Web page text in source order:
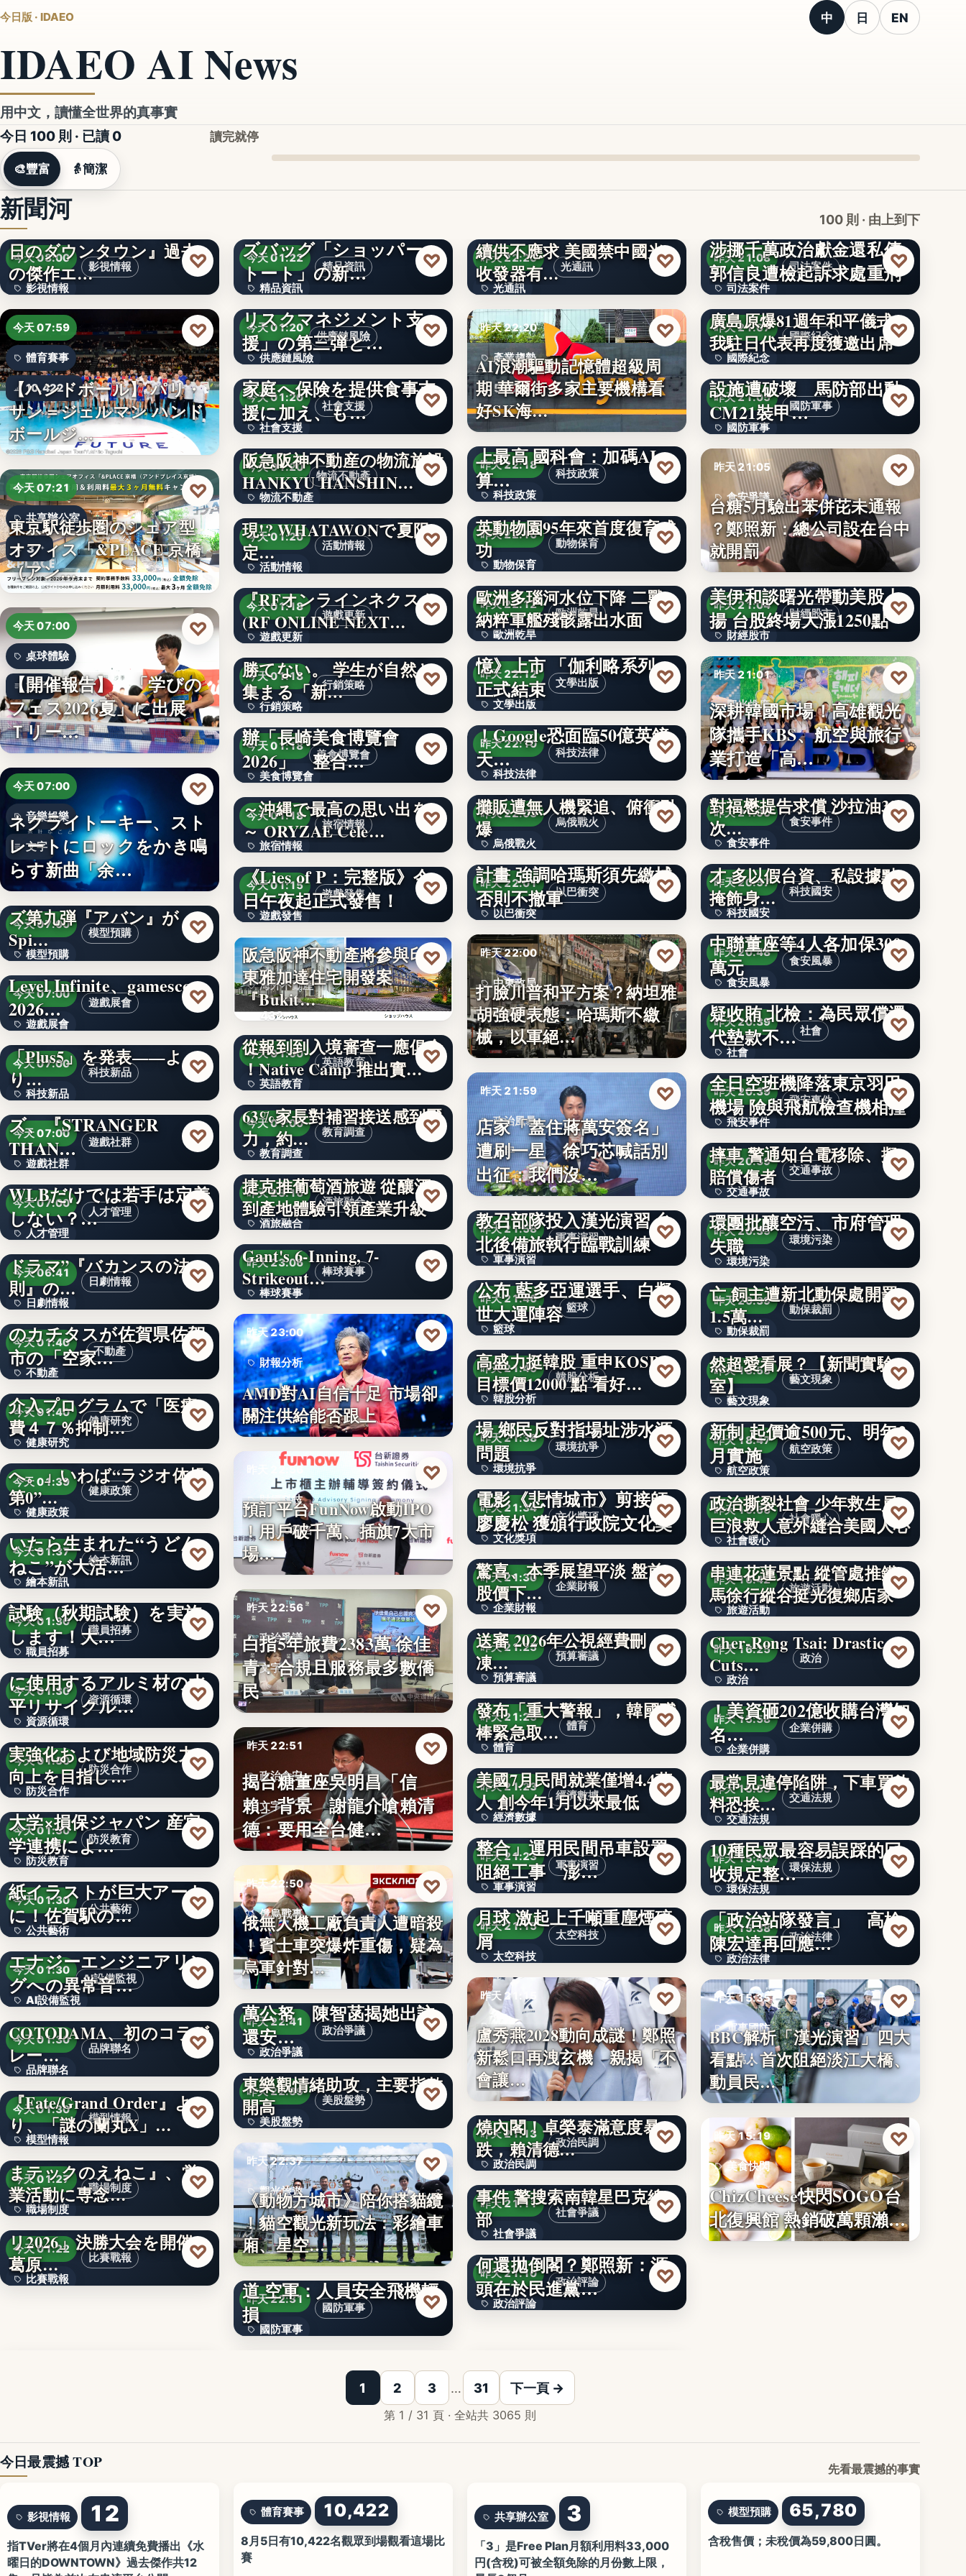
今日版 · IDAEO 中 日 EN
IDAEO AI News
用中文，讀懂全世界的真事實
今日 100 則 · 已讀 0 讀完就停
🎨豐富 👵簡潔
新聞河 100 則 · 由上到下
影視情報
今天 08:00
影視情報
12
【初配信】TVerで『水曜
日のダウンタウン』過去
の傑作エ…
♡
今天 07:59
體育賽事
10,422
【ハンドボール】 パリ・
サン＝ジェルマン ハンド
ボールジ…
♡
今天 07:21
共享辦公室
3
東京駅徒歩圏のシェア型
オフィス「&PLACE 京橋
（アン…
♡
今天 07:00
桌球體驗
文字
【開催報告】 「学びの
フェス2026夏」に出展
Ｔリー…
♡
今天 07:00
音樂娛樂
文字
ネクライトーキー、スト
レートにロックをかき鳴
らす新曲「余…
♡
模型預購
今天 07:00
模型預購
65,780
【ダイの大冒険】シリー
ズ第九弾『アバン』が
Spi…
♡
遊戲展會
今天 07:00
遊戲展會
文字
Level Infinite、gamescom
2026…
♡
科技新品
今天 07:00
科技新品
18%
QIDI、大型3Dプリンター
「Plus5」を発表——よ
り…
♡
遊戲社群
今天 07:00
遊戲社群
文字
シンセカイテクノロジー
ズ、『STRANGER
THAN…
♡
人才管理
今天 07:00
人才管理
文字
【9/2 富山】賃上げ・
WLBだけでは若手は定着
しない？…
♡
日劇情報
今天 06:41
日劇情報
5
ABEMAオリジナル“15分
ドラマ”『バカンスの法
則』の…
♡
不動產
今天 01:40
不動產
文字
中古住宅買取再販No１*
のカチタスが佐賀県佐賀
市の「空家…
♡
健康研究
今天 01:40
健康研究
４７％
「コグー」などの多因子
介入プログラムで「医療
費４７％抑制…
♡
健康政策
今天 01:39
健康政策
1,788
「100歳まで歩けるまち
へ。」いわば“ラジオ体操
第0”…
♡
繪本新訊
今天 01:37
繪本新訊
文字
うどんをこねこねこして
いたら生まれた“うどん
ねこ”が大活…
♡
職員招募
今天 01:30
職員招募
文字
令和8年度伊予市職員採用
試験（秋期試験）を実施
します！大…
♡
資源循環
今天 01:30
資源循環
文字
4社協働で、車載用電池
に使用するアルミ材の水
平リサイクル…
♡
防災合作
今天 01:30
防災合作
1888年
千葉市と消防団活動の充
実強化および地域防災力
向上を目指し…
♡
防災教育
今天 01:30
防災教育
文字
しながわ防災学校×立正
大学×損保ジャパン 産官
学連携によ…
♡
公共藝術
今天 01:30
公共藝術
文字
【佐賀市】市報さがの表
紙イラストが巨大アート
に！佐賀駅の…
♡
AI設備監視
今天 01:30
AI設備監視
文字
Ｈｍｃｏｍｍ、東邦ガス
エナジーエンジニアリン
グへの異常音…
♡
品牌聯名
今天 01:30
品牌聯名
20台
HERALBONY ×
COTODAMA、初のコラボ
レー…
♡
模型情報
今天 01:30
模型情報
26,180円
『Fate/Grand Order』よ
り、「謎の蘭丸X」…
♡
職場制度
今天 01:27
職場制度
3,000万円
【新制度導入】『お陽さ
まテックのえねこ』、営
業活動に専念…
♡
比賽戰報
今天 01:22
比賽戰報
「オセロ小学生グランプ
リ2026」決勝大会を開催
葛原…
♡
精品資訊
今天 01:22
精品資訊
文字
ズバッグ「ショッパー·
トート」の新…
♡
供應鏈風險
今天 01:20
供應鏈風險
文字
「サプライチェーン途絶
リスクマネジメント支
援」の第三弾と…
♡
社會支援
今天 01:20
社會支援
文字
「こどもごちめし」利用
家庭へ保険を提供食事支
援に加え、も…
♡
物流不動產
今天 01:20
物流不動產
2
阪急阪神不動産の物流施設
HANKYU HANSHIN…
♡
活動情報
今天 01:20
活動情報
1,500
真夏の大阪に“雪国”が出
現!? WHATAWONで夏限
定…
♡
遊戲更新
今天 01:18
遊戲更新
500
『RFオンラインネクスト
(RF ONLINE NEXT…
♡
行銷策略
今天 01:18
行銷策略
2,010
広告費や知名度だけでは
勝てない。 学生が自然と
集まる「新…
♡
美食博覽會
今天 01:18
美食博覽會
文字
岩田產業股份有限公司舉
辦「長崎美食博覽會
2026」 整合…
♡
旅宿情報
今天 01:18
旅宿情報
1,000
～沖縄で最高の思い出を
～ ORYZAE Cele…
♡
遊戲發售
今天 01:15
遊戲發售
文字
《Lies of P：完整版》今
日午夜起正式發售！
♡
今天 01:10
海外不動產
432
阪急阪神不動產將參與印尼
東雅加達住宅開發案
『Bukit…
♡
英語教育
今天 01:00
英語教育
8,000萬
從報到到入境審查一應俱全
！Native Camp 推出實…
♡
教育調查
今天 01:00
教育調查
63.1%
是否想減輕接送負擔？約
63%家長對補習接送感到壓
力，約…
♡
酒旅融合
昨天 23:16
酒旅融合
96%
捷克推葡萄酒旅遊 從釀酒
到產地體驗引領產業升級
♡
棒球賽事
昨天 23:06
棒球賽事
99
Gant's 6-Inning, 7-
Strikeout…
♡
昨天 23:00
財報分析
50%
AMD對AI自信十足 市場卻
關注供給能否跟上
♡
昨天 22:56
財經科技
1,000萬名
預訂平台FunNow啟動IPO
！用戶破千萬、插旗7大市
場…
♡
昨天 22:56
政治爭議
文字
白指5年旅費2383萬 徐佳
青：合規且服務最多數僑
民
♡
昨天 22:51
政治食安
文字
揭台糖董座吳明昌「信
賴」背景 謝龍介嗆賴清
德：要用全台健…
♡
昨天 22:50
俄烏戰事
2
俄無人機工廠負責人遭暗殺
！賓士車突爆炸重傷，疑為
烏軍針對…
♡
政治爭議
昨天 22:41
政治爭議
文字
徐佳青5年出國47次花2383
萬公帑 陳智菡揭她出訪
還安…
♡
美股盤勢
昨天 22:39
美股盤勢
11.67%
〈美股早盤〉企業財報與中
東樂觀情緒助攻，主要指數
開高
♡
昨天 22:37
觀光旅遊
100
《動物方城市》陪你搭貓纜
！貓空觀光新玩法：彩繪車
廂、星空…
♡
國防軍事
昨天 22:31
國防軍事
文字
F-16V夜航因降雨偏離跑
道 空軍：人員安全飛機輕
損
♡
光通訊
昨天 22:20
光通訊
672%
〈環宇法說〉光通訊市場持
續供不應求 美國禁中國光
收發器有…
♡
昨天 22:20
產業趨勢
5.77%
AI浪潮驅動記憶體超級周
期 華爾街多家主要機構看
好SK海…
♡
科技政策
昨天 22:18
科技政策
文字
2027科技預算1823億元史
上最高 國科會：加碼AI
算…
♡
動物保育
昨天 22:16
動物保育
95
瀕危物種「秘書鳥」蛇鷲
英動物園95年來首度復育成
功
♡
歐洲乾旱
昨天 22:12
歐洲乾旱
200
歐洲多瑙河水位下降 二戰
納粹軍艦殘骸露出水面
♡
文學出版
昨天 22:12
文學出版
文字
東野圭吾遺作《永遠的記
憶》上市 「伽利略系列」
正式結束
♡
科技法律
昨天 22:10
科技法律
文字
88萬家企業納入集體訴訟
！Google恐面臨50億英鎊
天…
♡
烏俄戰火
昨天 22:03
烏俄戰火
967
澤倫斯基批俄國獵殺平民
攤販遭無人機緊追、俯衝引
爆
♡
以巴衝突
昨天 22:01
以巴衝突
文字
納坦雅胡未同意加薩和平
計畫 強調哈瑪斯須先繳械
否則不撤軍
♡
昨天 22:00
中東政局
60%
打臉川普和平方案？納坦雅
胡強硬表態：哈瑪斯不繳
械，以軍絕…
♡
昨天 21:59
政治風暴
文字
店家「蓋住蔣萬安簽名」
遭刷一星 徐巧芯喊話別
出征：我們沒…
♡
軍事演習
昨天 21:58
軍事演習
文字
教召部隊投入漢光演習 台
北後備旅執行臨戰訓練 ♡
籃球
昨天 21:46
籃球
文字
瓊斯盃籃球賽中華隊名單
公布 藍多亞運選手、白擬
世大運陣容
♡
韓股分析
昨天 21:40
韓股分析
12,000
高盛力挺韓股 重申KOSPI
目標價12000 點 看好…
♡
環境抗爭
昨天 21:38
環境抗爭
文字
業者申請苗栗銅鑼蓋土資
場 鄉民反對指場址涉水源
問題
♡
文化獎項
昨天 21:34
文化獎項
文字
電影《悲情城市》剪接師
廖慶松 獲頒行政院文化獎
♡
企業財報
昨天 21:30
企業財報
2.76%
〈財報〉Uber上季業績無
驚喜、本季展望平淡 盤前
股價下…
♡
預算審議
昨天 21:25
預算審議
3.6兆
明年度逾3.6兆總預算8月底
送審 2026年公視經費刪
凍…
♡
體育
昨天 21:25
體育
65%
首爾淪為火爐！韓國氣象廳
發布「重大警報」，韓國職
棒緊急取…
♡
經濟數據
昨天 21:23
經濟數據
4.4萬人
美國7月民間就業僅增4.4萬
人 創今年1月以來最低
♡
軍事演習
昨天 21:23
軍事演習
文字
漢光演習》花防部「軍民
整合」運用民間吊車設置
阻絕工事 澎…
♡
太空科技
昨天 21:15
太空科技
文字
SpaceX火箭獵鷹9號撞向
月球 激起上千噸重塵煙碎
屑
♡
昨天 21:15
政治
2028
盧秀燕2028動向成謎！鄭照
新鬆口再洩玄機 親揭「不
會讓…
♡
政治民調
昨天 21:13
政治民調
59.5%
美麗島民調》中聯致癌油火
燒內閣！卓榮泰滿意度暴
跌，賴清德…
♡
社會爭議
昨天 21:11
社會爭議
46
「坦克日」行銷遭控辱光州
事件 警搜索南韓星巴克總
部
♡
政治評論
昨天 21:10
政治評論
明知困難重重！蔣萬安為
何還拋倒閣？鄭照新：源
頭在於民進黨…
♡
司法案件
昨天 21:08
司法案件
文字
涉挪千萬政治獻金還私債
郭信良遭檢起訴求處重刑
♡
國際紀念
昨天 21:07
國際紀念
81
廣島原爆81週年和平儀式
我駐日代表再度獲邀出席
♡
國防軍事
昨天 21:05
國防軍事
文字
漢光演習》模擬關鍵基礎
設施遭破壞 馬防部出動
CM21裝甲…
♡
昨天 21:05
食安爭議
5月
台糖5月驗出苯併芘未通報
？鄭照新：總公司設在台中
就開罰
♡
財經股市
昨天 21:04
財經股市
文字
美伊和談曙光帶動美股上
揚 台股終場大漲1250點♡
昨天 21:01
觀光推廣
文字
深耕韓國市場！高雄觀光
隊攜手KBS、航空與旅行
業打造「高…
♡
食安事件
昨天 21:00
食安事件
2.43億
台糖商譽損失逾2.43億！將
對福懋提告求償 沙拉油32
次…
♡
科技國安
昨天 20:57
科技國安
17
17中企在台非法挖角科技人
才 多以假台資、私設據點
掩飾身…
♡
食安風暴
昨天 20:48
食安風暴
文字
檢再搜索問題油4涉案公司
中聯董座等4人各加保300
萬元
♡
社會
昨天 20:39
社會
文字
交通局科長帳戶多63萬遭
疑收賄 北檢：為民眾償還
代墊款不…
♡
飛安事件
昨天 20:39
飛安事件
文字
全日空班機降落東京羽田
機場 險與飛航檢查機相撞
♡
交通事故
昨天 20:39
交通事故
2
桃園2女子遭垂落電線勾頸
摔車 警通知台電移除、擬
賠償傷者
♡
環境污染
昨天 20:39
環境污染
文字
台南廢棄蚵棚起火冒黑煙
環團批釀空污、市府管理
失職
♡
動保裁罰
昨天 20:39
動保裁罰
15000
犬隻留置頂樓露台致墜落死
亡 飼主遭新北動保處開罰
1.5萬…
♡
藝文現象
昨天 18:53
藝文現象
400萬
美術館熱潮來襲！台灣人突
然超愛看展？【新聞實驗
室】
♡
航空政策
昨天 18:47
航空政策
文字
澳洲捷星推手提行李收費
新制 起價逾500元、明年2
月實施
♡
社會暖心
昨天 16:56
社會暖心
4300萬
政治撕裂社會 少年救生員
巨浪救人意外縫合美國人心
♡
旅遊活動
昨天 16:42
旅遊活動
200
串連花蓮景點 縱管處推鐵
馬徐行縱谷挺光復鄉店家
♡
政治
昨天 16:25
政治
80%
Cher-Rong Tsai: Drastic
Cuts…
♡
企業併購
昨天 15:58
企業併購
文字
展店超過2000家橫跨30國
！美資砸202億收購台灣知
名…
♡
交通法規
昨天 15:55
交通法規
10
沒畫紅線不代表能停！10種
最常見違停陷阱，下車買飲
料恐挨…
♡
環保法規
昨天 15:45
環保法規
文字
垃圾丟錯最高罰10萬元！
10種民眾最容易誤踩的回
收規定整…
♡
政治法律
昨天 15:38
政治法律
文字
隔空交火黃偉哲！被反嗆
「政治站隊發言」 高檢
陳宏達再回應…
♡
昨天 15:35
軍事國防
2萬人
BBC解析「漢光演習」四大
看點：首次阻絕淡江大橋、
動員民…
♡
昨天 15:19
美食快閃
文字
ChizCheese快閃SOGO台
北復興館 熱銷破萬顆瀨…
♡
1 2 3 … 31 下一頁 →
第 1 / 31 頁 · 全站共 3065 則
今日最震撼 TOP 先看最震撼的事實
影視情報 12
指TVer將在4個月內連續免費播出《水
曜日的DOWNTOWN》過去傑作共12
體育賽事 10,422
8月5日有10,422名觀眾到場觀看這場比
賽
共享辦公室 3
「3」是Free Plan月額利用料33,000
円(含稅)可被全額免除的月份數上限，
模型預購 65,780
含稅售價；未稅價為59,800日圓。